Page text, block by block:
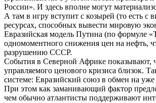
России». И здесь вполне могут
А там в игру вступит с козырей (то есть
ресурсах, способных вывести мировую
Евразийская модель Путина (по формуле
одномоментного снижения цен на нефть,
разрушению СССР.
События в Северной Африке
управляемого ценового кризиса близок.
системе: Евразийский союз в обмен на
При этом как заманивающий фактор
чем обычно атлантисты поддерживают